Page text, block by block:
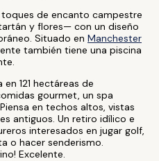
de encanto campestre
y flores— con un diseño
Situado en Manchester
también tiene una piscina
121 hectáreas de
gourmet, un spa
en techos altos, vistas
antiguos. Un retiro idílico e
interesados en jugar golf,
o hacer senderismo.
Excelente.